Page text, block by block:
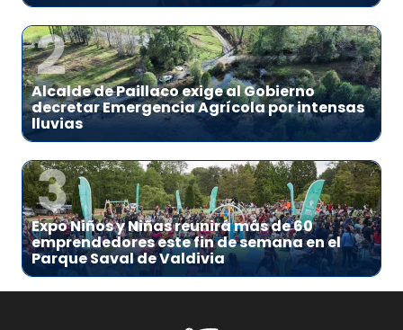
2
Alcalde de Paillaco exige al Gobierno
decretar Emergencia Agrícola por intensas
lluvias
3
Expo Niños y Niñas reunirá más de 60
emprendedores este fin de semana en el
Parque Saval de Valdivia